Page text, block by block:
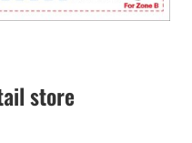
store